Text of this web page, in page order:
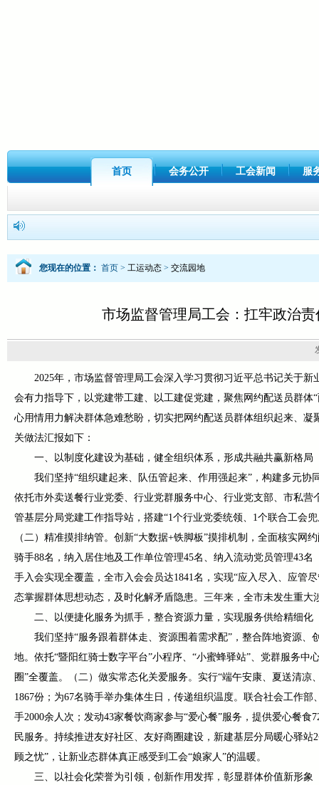
首页 会务公开 工会新闻 服
您现在的位置： 首页 > 工运动态 > 交流园地
市场监督管理局工会：扛牢政治
2025年，市场监督管理局工会深入学习贯彻习近平总书记关于
会有力指导下，以党建带工建、以工建促党建，聚焦网约配送员群体
心用情用力解决群体急难愁盼，切实把网约配送员群体组织起来、
关做法汇报如下：
一、以制度化建设为基础，健全组织体系，形成共融共赢新格局
我们坚持“组织建起来、队伍管起来、作用强起来”，构建多元
依托市外卖送餐行业党委、行业党群服务中心、行业党支部、市私
管基层分局党建工作指导站，搭建“1个行业党委统领、1个联合工会
（二）精准摸排纳管。创新“大数据+铁脚板”摸排机制，全面核实
骑手88名，纳入居住地及工作单位管理45名、纳入流动党员管理43
手入会实现全覆盖，全市入会会员达1841名，实现“应入尽入、应管
态掌握群体思想动态，及时化解矛盾隐患。三年来，全市未发生重
二、以便捷化服务为抓手，整合资源力量，实现服务供给精细化
我们坚持“服务跟着群体走、资源围着需求配”，整合阵地资源
地。依托“暨阳红骑士数字平台”小程序、“小蜜蜂驿站”、党群服务
圈”全覆盖。（二）做实常态化关爱服务。实行“端午安康、夏送清
1867份；为67名骑手举办集体生日，传递组织温度。联合社会工作
手2000余人次；发动43家餐饮商家参与“爱心餐”服务，提供爱心餐
民服务。持续推进友好社区、友好商圈建设，新建基层分局暖心驿
顾之忧”，让新业态群体真正感受到工会“娘家人”的温暖。
三、以社会化荣誉为引领，创新作用发挥，彰显群体价值新形象